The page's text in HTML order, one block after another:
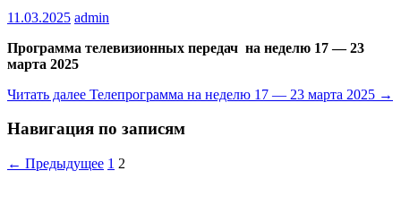
11.03.2025 admin
Программа телевизионных передач на неделю 17 — 23
марта 2025
Читать далее Телепрограмма на неделю 17 — 23 марта 2025 →
Навигация по записям
← Предыдущее 1 2